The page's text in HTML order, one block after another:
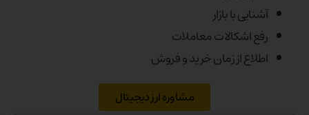
آشنایی با بازار
رفع اشکالات معاملات
اطلاع از زمان خرید و فروش
مشاوره ارز دیجیتال